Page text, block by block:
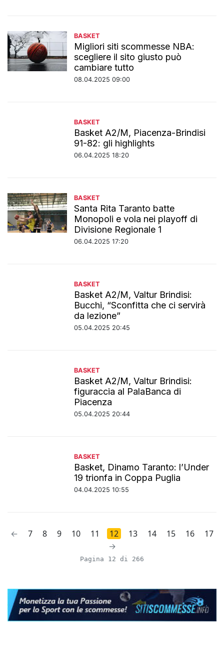
BASKET
Migliori siti scommesse NBA:
scegliere il sito giusto può
cambiare tutto
08.04.2025 09:00
BASKET
Basket A2/M, Piacenza-Brindisi
91-82: gli highlights
06.04.2025 18:20
BASKET
Santa Rita Taranto batte
Monopoli e vola nei playoff di
Divisione Regionale 1
06.04.2025 17:20
BASKET
Basket A2/M, Valtur Brindisi:
Bucchi, “Sconfitta che ci servirà
da lezione”
05.04.2025 20:45
BASKET
Basket A2/M, Valtur Brindisi:
figuraccia al PalaBanca di
Piacenza
05.04.2025 20:44
BASKET
Basket, Dinamo Taranto: l’Under
19 trionfa in Coppa Puglia
04.04.2025 10:55
← 7 8 9 10 11 12 13 14 15 16
17
→
Pagina 12 di 266